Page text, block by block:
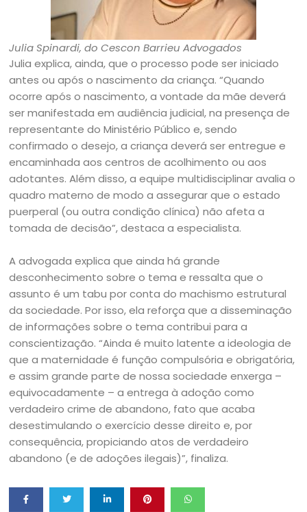
Julia Spinardi, do Cescon Barrieu Advogados
Julia explica, ainda, que o processo pode ser iniciado
antes ou após o nascimento da criança. “Quando
ocorre após o nascimento, a vontade da mãe deverá
ser manifestada em audiência judicial, na presença de
representante do Ministério Público e, sendo
confirmado o desejo, a criança deverá ser entregue e
encaminhada aos centros de acolhimento ou aos
adotantes. Além disso, a equipe multidisciplinar avalia o
quadro materno de modo a assegurar que o estado
puerperal (ou outra condição clínica) não afeta a
tomada de decisão”, destaca a especialista.
A advogada explica que ainda há grande
desconhecimento sobre o tema e ressalta que o
assunto é um tabu por conta do machismo estrutural
da sociedade. Por isso, ela reforça que a disseminação
de informações sobre o tema contribui para a
conscientização. “Ainda é muito latente a ideologia de
que a maternidade é função compulsória e obrigatória,
e assim grande parte de nossa sociedade enxerga –
equivocadamente – a entrega à adoção como
verdadeiro crime de abandono, fato que acaba
desestimulando o exercício desse direito e, por
consequência, propiciando atos de verdadeiro
abandono (e de adoções ilegais)”, finaliza.